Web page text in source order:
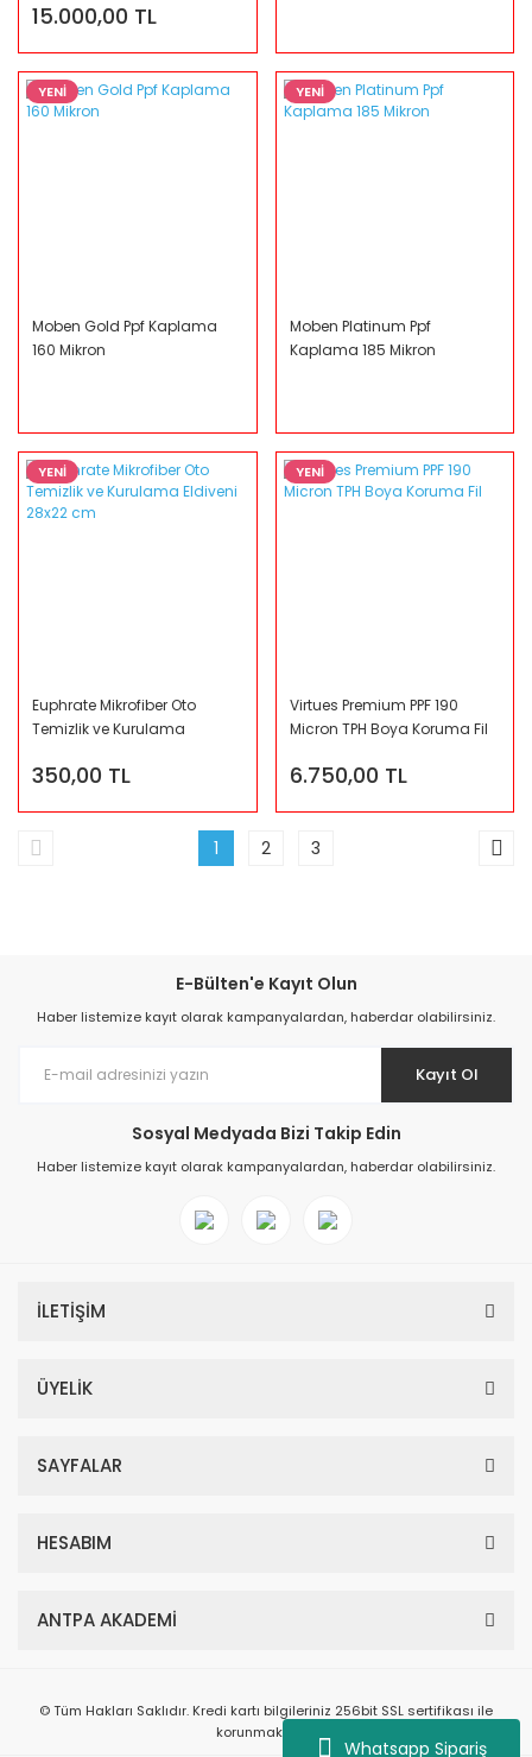
Whatsapp Sipariş
15.000,00 TL
YENİ
Moben Gold Ppf Kaplama
160 Mikron
YENİ
Moben Platinum Ppf
Kaplama 185 Mikron
YENİ
Euphrate Mikrofiber Oto
Temizlik ve Kurulama
350,00 TL
YENİ
Virtues Premium PPF 190
Micron TPH Boya Koruma Fil
6.750,00 TL
1 2 3
E-Bülten'e Kayıt Olun
Haber listemize kayıt olarak kampanyalardan, haberdar olabilirsiniz.
Kayıt Ol
Sosyal Medyada Bizi Takip Edin
Haber listemize kayıt olarak kampanyalardan, haberdar olabilirsiniz.
İLETİŞİM
ÜYELİK
SAYFALAR
HESABIM
ANTPA AKADEMİ
© Tüm Hakları Saklıdır. Kredi kartı bilgileriniz 256bit SSL sertifikası ile
korunmaktadır.